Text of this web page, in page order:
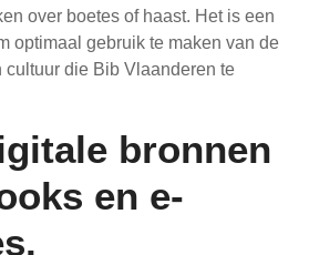
over boetes of haast. Het is een
optimaal gebruik te maken van de
cultuur die Bib Vlaanderen te
bronnen
en e-